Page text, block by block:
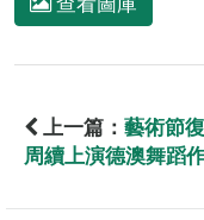
上一篇： 藝術節
周續上演德澳舞蹈